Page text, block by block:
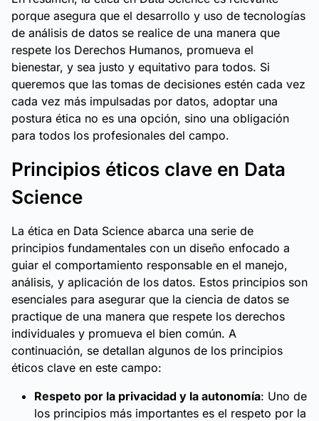
porque asegura que el desarrollo y uso de tecnologías
de análisis de datos se realice de una manera que
respete los Derechos Humanos, promueva el
bienestar, y sea justo y equitativo para todos. Si
queremos que las tomas de decisiones estén cada vez
cada vez más impulsadas por datos, adoptar una
postura ética no es una opción, sino una obligación
para todos los profesionales del campo.
Principios éticos clave en Data
Science
La ética en Data Science abarca una serie de
principios fundamentales con un diseño enfocado a
guiar el comportamiento responsable en el manejo,
análisis, y aplicación de los datos. Estos principios son
esenciales para asegurar que la ciencia de datos se
practique de una manera que respete los derechos
individuales y promueva el bien común. A
continuación, se detallan algunos de los principios
éticos clave en este campo:
Respeto por la privacidad y la autonomía: Uno de
los principios más importantes es el respeto por la